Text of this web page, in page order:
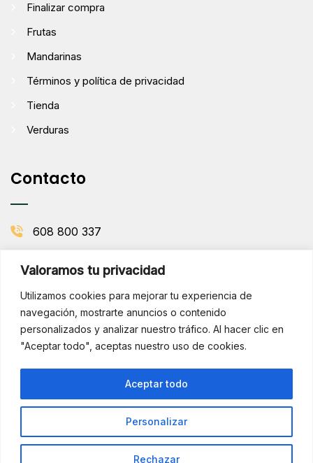
Valoramos tu privacidad
Utilizamos cookies para mejorar tu experiencia de
navegación, mostrarte anuncios o contenido
personalizados y analizar nuestro tráfico. Al hacer clic en
"Aceptar todo", aceptas nuestro uso de cookies.
Personalizar
Rechazar
Aceptar todo
¡Hola!
por WhatsApp
Finalizar compra
Frutas
Mandarinas
Términos y política de privacidad
Tienda
Verduras
Contacto
608 800 337
Picanya, Valencia
BOLETÍN DE LA HUERTA
Copyright © 2025 Comenaranjas. Todos los derechos
reservados.